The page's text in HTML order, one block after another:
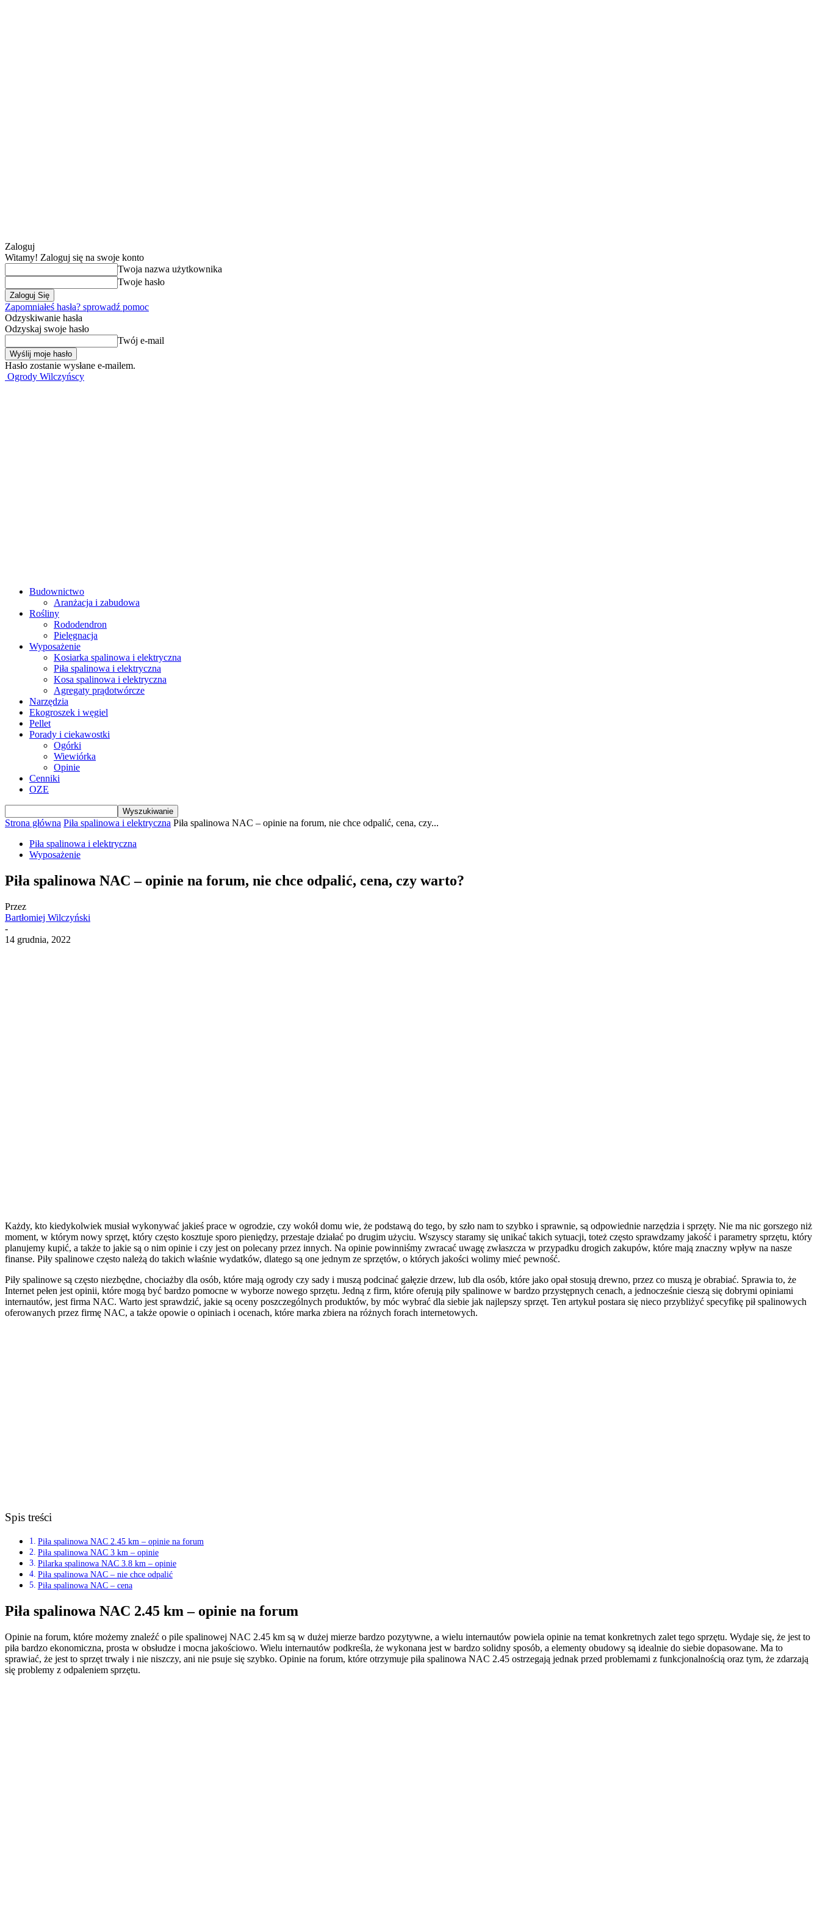
Zaloguj
Witamy! Zaloguj się na swoje konto
Twoja nazwa użytkownika
Twoje hasło
Zapomniałeś hasła? sprowadź pomoc
Odzyskiwanie hasła
Odzyskaj swoje hasło
Twój e-mail
Hasło zostanie wysłane e-mailem.
Ogrody Wilczyńscy
Budownictwo
Aranżacja i zabudowa
Rośliny
Rododendron
Pielęgnacja
Wyposażenie
Kosiarka spalinowa i elektryczna
Piła spalinowa i elektryczna
Kosa spalinowa i elektryczna
Agregaty prądotwórcze
Narzędzia
Ekogroszek i węgiel
Pellet
Porady i ciekawostki
Ogórki
Wiewiórka
Opinie
Cenniki
OZE
Strona główna Piła spalinowa i elektryczna Piła spalinowa NAC – opinie na forum, nie chce odpalić, cena, czy...
Piła spalinowa i elektryczna
Wyposażenie
Piła spalinowa NAC – opinie na forum, nie chce odpalić, cena, czy warto?
Przez
Bartłomiej Wilczyński
-
14 grudnia, 2022
Każdy, kto kiedykolwiek musiał wykonywać jakieś prace w ogrodzie, czy wokół domu wie, że podstawą do tego, by szło nam to szybko i sprawnie, są odpowiednie narzędzia i sprzęty. Nie ma nic gorszego niż
moment, w którym nowy sprzęt, który często kosztuje sporo pieniędzy, przestaje działać po drugim użyciu. Wszyscy staramy się unikać takich sytuacji, toteż często sprawdzamy jakość i parametry sprzętu, który
planujemy kupić, a także to jakie są o nim opinie i czy jest on polecany przez innych. Na opinie powinniśmy zwracać uwagę zwłaszcza w przypadku drogich zakupów, które mają znaczny wpływ na nasze
finanse. Piły spalinowe często należą do takich właśnie wydatków, dlatego są one jednym ze sprzętów, o których jakości wolimy mieć pewność.
Piły spalinowe są często niezbędne, chociażby dla osób, które mają ogrody czy sady i muszą podcinać gałęzie drzew, lub dla osób, które jako opał stosują drewno, przez co muszą je obrabiać. Sprawia to, że
Internet pełen jest opinii, które mogą być bardzo pomocne w wyborze nowego sprzętu. Jedną z firm, które oferują piły spalinowe w bardzo przystępnych cenach, a jednocześnie cieszą się dobrymi opiniami
internautów, jest firma NAC. Warto jest sprawdzić, jakie są oceny poszczególnych produktów, by móc wybrać dla siebie jak najlepszy sprzęt. Ten artykuł postara się nieco przybliżyć specyfikę pił spalinowych
oferowanych przez firmę NAC, a także opowie o opiniach i ocenach, które marka zbiera na różnych forach internetowych.
Spis treści
Piła spalinowa NAC 2.45 km – opinie na forum
Piła spalinowa NAC 3 km – opinie
Pilarka spalinowa NAC 3.8 km – opinie
Piła spalinowa NAC – nie chce odpalić
Piła spalinowa NAC – cena
Piła spalinowa NAC 2.45 km – opinie na forum
Opinie na forum, które możemy znaleźć o pile spalinowej NAC 2.45 km są w dużej mierze bardzo pozytywne, a wielu internautów powiela opinie na temat konkretnych zalet tego sprzętu. Wydaje się, że jest to
piła bardzo ekonomiczna, prosta w obsłudze i mocna jakościowo. Wielu internautów podkreśla, że wykonana jest w bardzo solidny sposób, a elementy obudowy są idealnie do siebie dopasowane. Ma to
sprawiać, że jest to sprzęt trwały i nie niszczy, ani nie psuje się szybko. Opinie na forum, które otrzymuje piła spalinowa NAC 2.45 ostrzegają jednak przed problemami z funkcjonalnością oraz tym, że zdarzają
się problemy z odpaleniem sprzętu.